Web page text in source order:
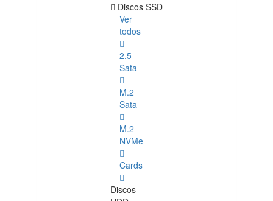
Discos SSD
Ver
todos
2.5
Sata
M.2
Sata
M.2
NVMe
Cards
Discos